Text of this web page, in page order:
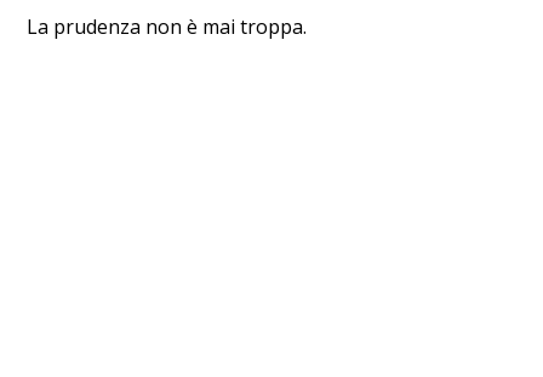
La prudenza non è mai troppa.